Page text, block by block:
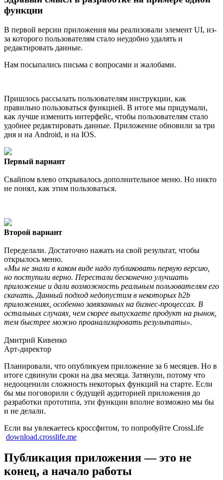
функции
В первой версии приложения мы реализовали элемент UI, из-
за которого пользователям стало неудобно удалять и
редактировать данные.
Нам посыпались письма с вопросами и жалобами.
Пришлось рассылать пользователям инструкции, как
правильно пользоваться функцией. В итоге мы придумали,
как лучше изменить интерфейс, чтобы пользователям стало
удобнее редактировать данные. Приложение обновили за три
дня и на Android, и на IOS.
Первый вариант
Свайпом влево открывалось дополнительное меню. Но никто
не понял, как этим пользоваться.
Второй вариант
Переделали. Достаточно нажать на свой результат, чтобы
открылось меню.
«Мы не знали в каком виде надо публиковать первую версию,
но поступили верно. Перестали бесконечно улучшать
приложение и дали возможность реальным пользователям его
скачать. Данный подход недопустим в некоторых b2b
приложениях, особенно завязанных на бизнес-процессах. В
остальных случаях, чем скорее выпускаете продукт на рынок,
тем быстрее можно проанализировать результаты».
Дмитрий Кивенко
Арт-директор
Планировали, что опубликуем приложение за 6 месяцев. Но в
итоге сдвинули сроки на два месяца. Затянули, потому что
недооценили сложность некоторых функций на старте. Если
бы мы поговорили с будущей аудиторией приложения до
разработки прототипа, эти функции вполне возможно мы бы
и не делали.
Если вы увлекаетесь кроссфитом, то попробуйте CrossLife
download.crosslife.me
Публикация приложения — это не
конец, а начало работы